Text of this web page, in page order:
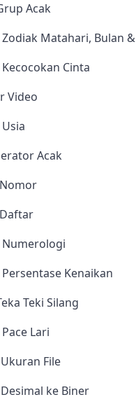
Acak
Matahari, Bulan &
Cinta
Video
Acak
Kenaikan
Teki Silang
Lari
File
ke Biner